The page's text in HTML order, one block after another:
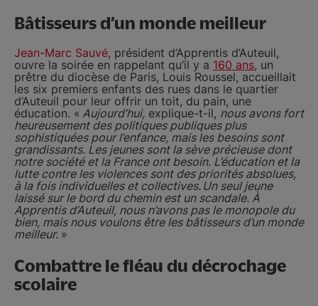
Bâtisseurs d’un monde meilleur
Jean-Marc Sauvé, président d’Apprentis d’Auteuil,
ouvre la soirée en rappelant qu’il y a 160 ans, un
prêtre du diocèse de Paris, Louis Roussel, accueillait
les six premiers enfants des rues dans le quartier
d’Auteuil pour leur offrir un toit, du pain, une
éducation. « Aujourd’hui, explique-t-il, nous avons fort
heureusement des politiques publiques plus
sophistiquées pour l’enfance, mais les besoins sont
grandissants. Les jeunes sont la sève précieuse dont
notre société et la France ont besoin. L’éducation et la
lutte contre les violences sont des priorités absolues,
à la fois individuelles et collectives. Un seul jeune
laissé sur le bord du chemin est un scandale. À
Apprentis d’Auteuil, nous n’avons pas le monopole du
bien, mais nous voulons être les bâtisseurs d’un monde
meilleur. »
Combattre le fléau du décrochage
scolaire